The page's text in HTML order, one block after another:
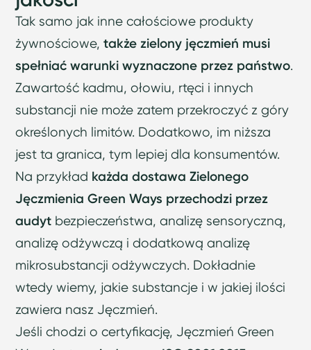
Tak samo jak inne całościowe produkty
żywnościowe,także zielony jęczmień musi
spełniać warunki wyznaczone przez państwo.
Zawartość kadmu, ołowiu, rtęci i innych
substancji nie może zatem przekroczyć z góry
określonych limitów. Dodatkowo, im niższa
jest ta granica, tym lepiej dla konsumentów.
Na przykład każda dostawa Zielonego
Jęczmienia Green Ways przechodzi przez
audyt bezpieczeństwa, analizę sensoryczną,
analizę odżywczą i dodatkową analizę
mikrosubstancji odżywczych. Dokładnie
wtedy wiemy, jakie substancje i w jakiej ilości
zawiera nasz Jęczmień.
Jeśli chodzi o certyfikację, Jęczmień Green